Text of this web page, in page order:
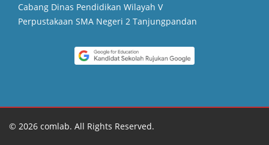
Cabang Dinas Pendidikan Wilayah V
Perpustakaan SMA Negeri 2 Tanjungpandan
© 2026 comlab. All Rights Reserved.